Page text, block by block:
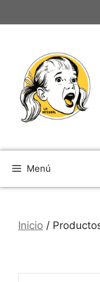
al
Menú
Inicio /